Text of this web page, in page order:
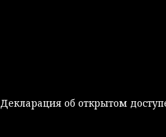
Декларация об открытом